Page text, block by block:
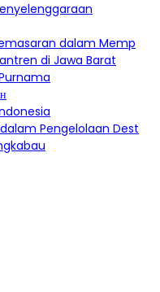
dalam Memp
di Jawa Barat
Pengelolaan Dest